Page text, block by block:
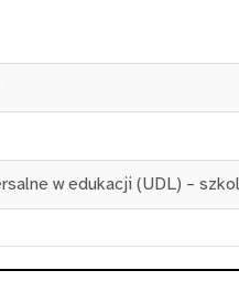
w edukacji (UDL) –